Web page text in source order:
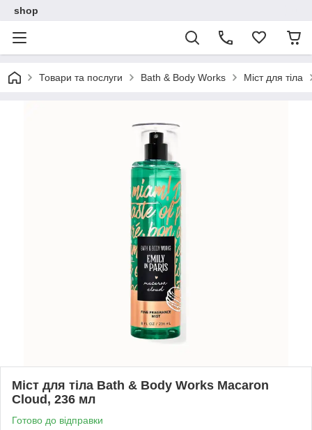
shop
Товари та послуги Bath & Body Works Міст для тіла
Міст для тіла Bath & Body Works Macaron
Cloud, 236 мл
Готово до відправки